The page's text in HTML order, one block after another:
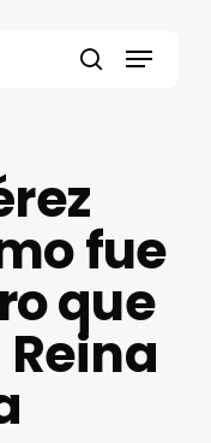
Menu
fue
que